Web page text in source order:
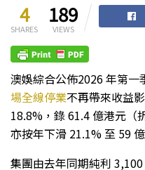
4
SHARES
189
VIEWS
澳娛綜合公佈2026 年第一
場全線停業不再帶來收益
18.8%，錄 61.4 億港元（
亦按年下滑 21.1% 至 59
集團由去年同期純利